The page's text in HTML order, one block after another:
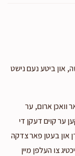
Anonymous
Zipi And
2 years ago
Thank you
און ביטע נעם נישט
וואכן ארום, ער
ער קוים דעקן די
און בעטן פאר צדקה
צו העלפן מיין